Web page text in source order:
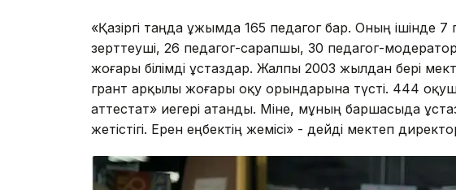
«Қазіргі таңда ұжымда 165 педагог бар. Оның ішінде
зерттеуші, 26 педагог-сарапшы, 30 педагог-
жоғары білімді ұстаздар. Жалпы 2003 жылдан бері
грант арқылы жоғары оқу орындарына түсті. 444
аттестат» иегері атанды. Міне, мұның баршасыда
жетістігі. Ерен еңбектің жемісі» - дейді мектеп